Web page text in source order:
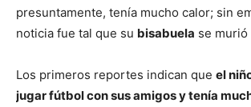
presuntamente, tenía mucho calor; sin
noticia fue tal que su bisabuela se murió
Los primeros reportes indican que el
jugar fútbol con sus amigos y tenía